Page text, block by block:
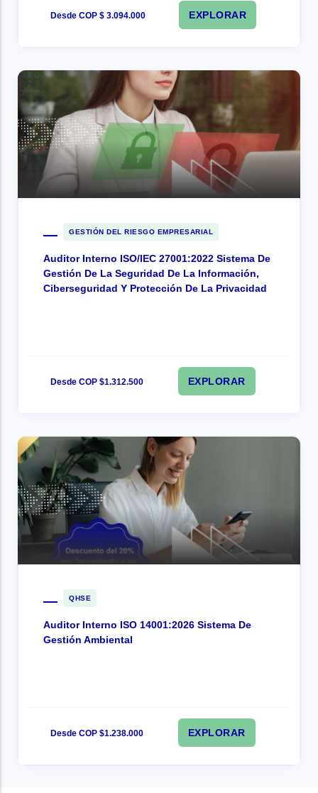
Desde COP $ 3.094.000 EXPLORAR
GESTIÓN DEL RIESGO EMPRESARIAL
Auditor Interno ISO/IEC 27001:2022 Sistema De
Gestión De La Seguridad De La Información,
Ciberseguridad Y Protección De La Privacidad
Desde COP $1.312.500 EXPLORAR
QHSE
Auditor Interno ISO 14001:2026 Sistema De
Gestión Ambiental
Desde COP $1.238.000 EXPLORAR